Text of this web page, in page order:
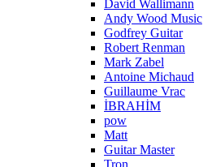
David Wallimann
Andy Wood Music
Godfrey Guitar
Robert Renman
Mark Zabel
Antoine Michaud
Guillaume Vrac
İBRAHİM
pow
Matt
Guitar Master
Tron